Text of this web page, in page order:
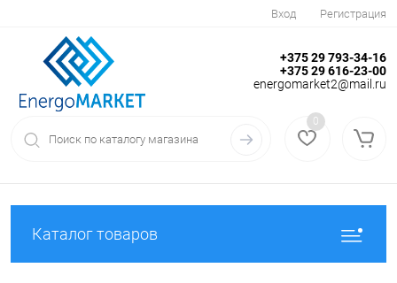
Вход Регистрация
+375 29 793-34-16
+375 29 616-23-00
energomarket2@mail.ru
0
Каталог товаров